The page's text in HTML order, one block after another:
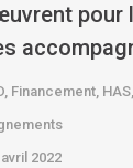
pour
, Financement, HAS,
avril 2022